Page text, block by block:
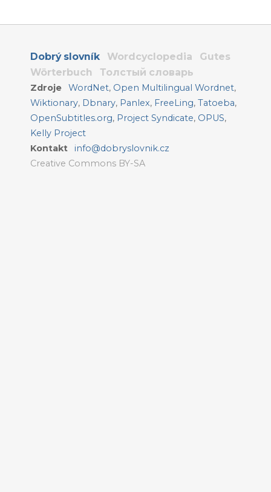
Dobrý slovník Wordcyclopedia
Gutes
Wörterbuch
Толстый словарь
Zdroje WordNet, Open Multilingual Wordnet,
Wiktionary, Dbnary, Panlex, FreeLing, Tatoeba,
OpenSubtitles.org, Project Syndicate, OPUS,
Kelly Project
Kontakt
info@dobryslovnik.cz
Creative Commons BY-SA